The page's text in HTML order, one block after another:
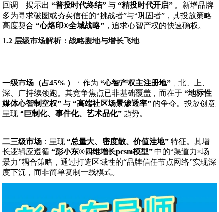
回调，揭示出 “普投时代终结” 与 “精投时代开启” 。新增品牌
多为寻求破圈或夯实信任的“挑战者”与“巩固者”，其投放策略
高度契合 “心烙印®全域战略” ，追求心智产权的快速确权。
1.2 层级市场解析：战略腹地与增长飞地
一级市场（占45% ） ：作为 “心智产权主注册地” ，北、上、
深、广持续领跑。其竞争焦点已非基础覆盖，而在于 “地标性
媒体心智制空权” 与 “高端社区场景渗透率” 的争夺。投放创意
呈现 “巨制化、事件化、艺术品化” 趋势。
二三级市场 ：呈现 “总量大、密度散、价值洼地” 特征。其增
长逻辑应遵循 “彭小东®四维增长pcsm模型” 中的“渠道力×场
景力”耦合策略，通过打造区域性的“品牌信任节点网络”实现深
度下沉，而非简单复制一线模式。